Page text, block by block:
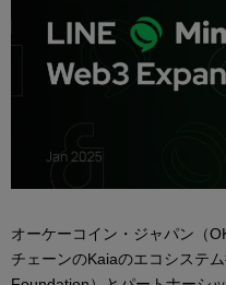
オーケーコイン・ジャパン（
チェーンのKaiaのエコシステ